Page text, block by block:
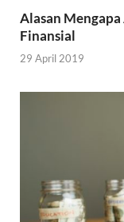
Alasan
Finansial
29 April 2019